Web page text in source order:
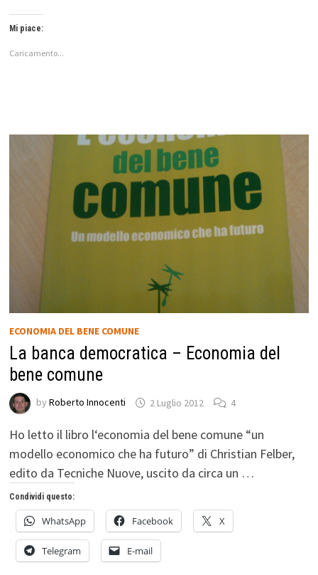
Mi piace:
Caricamento...
ECONOMIA DEL BENE COMUNE
La banca democratica – Economia del
bene comune
by Roberto Innocenti 2 Luglio 2012 4
Ho letto il libro l‘economia del bene comune “un
modello economico che ha futuro” di Christian Felber,
edito da Tecniche Nuove, uscito da circa un …
Condividi questo:
WhatsApp Facebook X
Telegram E-mail